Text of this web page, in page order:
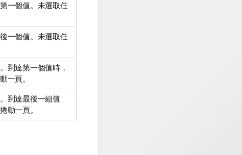
一個值。未選取任
一個值。未選取任
到達第一個值時，
一頁。
到達最後一組值
動一頁。